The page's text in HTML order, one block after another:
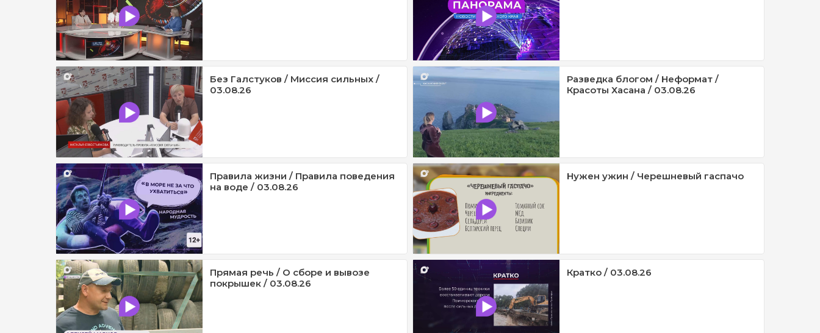
Без Галстуков / Миссия сильных /
03.08.26
Разведка блогом / Неформат /
Красоты Хасана / 03.08.26
Правила жизни / Правила поведения
на воде / 03.08.26
Нужен ужин / Черешневый гаспачо
Прямая речь / О сборе и вывозе
покрышек / 03.08.26
Кратко / 03.08.26